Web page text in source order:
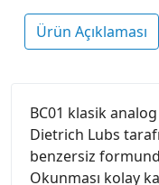
Ürün Açıklaması
BC01 klasik
Dietrich Lubs
benzersiz
Okunması kolay